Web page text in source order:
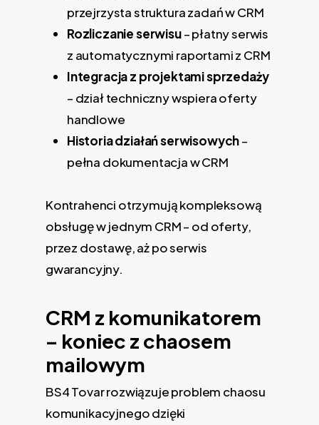
przejrzysta struktura zadań w CRM
Rozliczanie serwisu– płatny serwis
z automatycznymi raportami z CRM
Integracja z projektami sprzedaży
– dział techniczny wspiera oferty
handlowe
Historia działań serwisowych–
pełna dokumentacja w CRM
Kontrahenci otrzymują kompleksową
obsługę w jednym CRM – od oferty,
przez dostawę, aż po serwis
gwarancyjny.
CRM z komunikatorem
– koniec z chaosem
mailowym
BS4 Tovar rozwiązuje problem chaosu
komunikacyjnego dzięki